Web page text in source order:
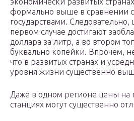
формально выше в сравнении
государствами.
первом случае достигают
доллара за литр, а во втором
буквально копейки. Впрочем,
что в развитых странах и
уровня жизни существенно
Даже в одном регионе цены на
станциях могут существенно